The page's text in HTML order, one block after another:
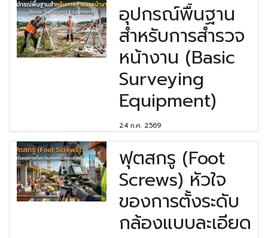
อุปกรณ์พื้นฐาน
สำหรับการสำรวจ
หน้างาน (Basic
Surveying
Equipment)
24 ก.ค. 2569
ฟุตสกรู (Foot
Screws) หัวใจ
ของการตั้งระดับ
กล้องแบบละเอียด